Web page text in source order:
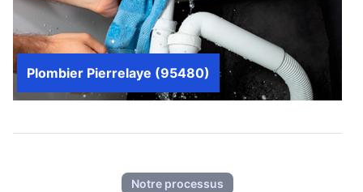
Plombier Pierrelaye (95480)
Notre processus